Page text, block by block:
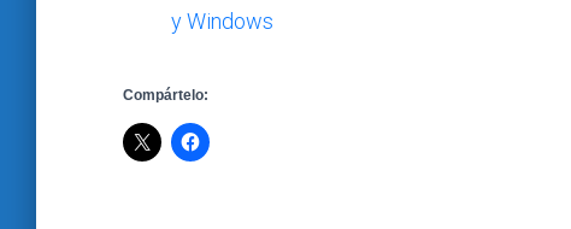
y Windows
Compártelo: